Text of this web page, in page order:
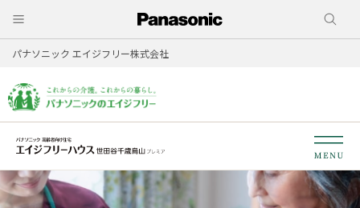
パナソニック エイジフリー株式会社